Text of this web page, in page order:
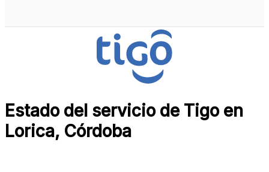
Estado del servicio de Tigo en
Lorica, Córdoba